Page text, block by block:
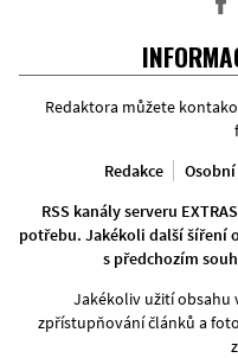
Redaktora můžete
Redakce
RSS kanály serveru
potřebu. Jakékoli další šíření
s předchozím
Jakékoliv užití obsahu
zpřístupňování článků a